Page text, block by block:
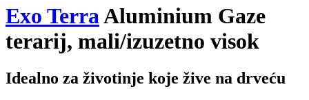
Exo TerraAluminium Gaze
terarij, mali/izuzetno visok
Idealno za životinje koje žive na drveću